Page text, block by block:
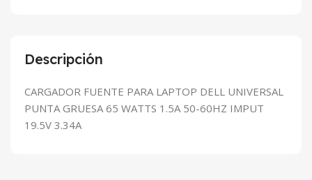
Descripción
CARGADOR FUENTE PARA LAPTOP DELL UNIVERSAL
PUNTA GRUESA 65 WATTS 1.5A 50-60HZ IMPUT
19.5V 3.34A